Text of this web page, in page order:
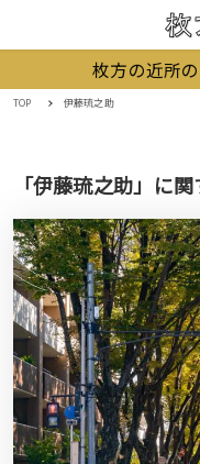
枚方の近所
TOP 伊藤琉之助
「伊藤琉之助」に